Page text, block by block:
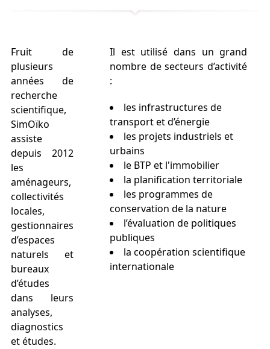
Fruit de
plusieurs
années de
recherche
scientifique,
SimOïko
assiste
depuis 2012
les
aménageurs,
collectivités
locales,
gestionnaires
d’espaces
naturels et
bureaux
d’études
dans leurs
analyses,
diagnostics
et études.
Il est utilisé dans un grand
nombre de secteurs d’activité
:
les infrastructures de
transport et d’énergie
les projets industriels et
urbains
le BTP et l'immobilier
la planification territoriale
les programmes de
conservation de la nature
l’évaluation de politiques
publiques
la coopération scientifique
internationale